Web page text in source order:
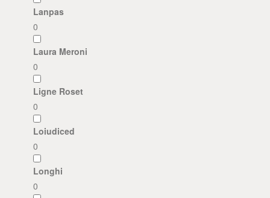
Lanpas
0
Laura Meroni
0
Ligne Roset
0
Loiudiced
0
Longhi
0